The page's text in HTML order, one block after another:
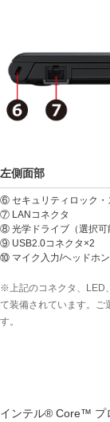
左側面部
⑥ セキュリティロック・
⑦ LANコネクタ
⑧ 光学ドライブ（選択可
⑨ USB2.0コネクタ×2
⑩ マイク入力/ヘッドホ
※上記のコネクタ、LED
て装備されています。ご
す。
インテル® Core™ プ